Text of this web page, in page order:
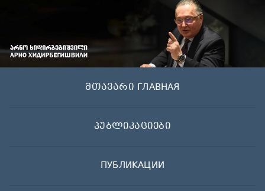
მთავარი ГЛАВНАЯ
პუბლიკაციები
ПУБЛИКАЦИИ